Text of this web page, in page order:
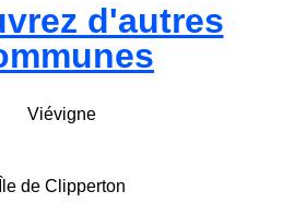
d'autres
Viévigne
Île de Clipperton